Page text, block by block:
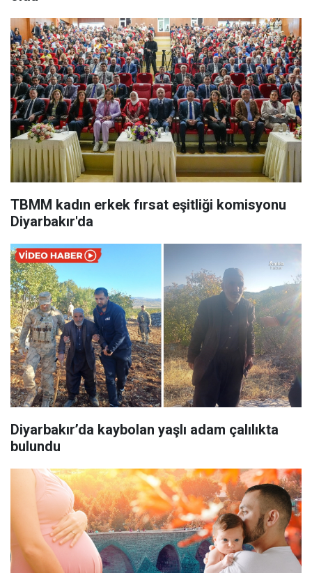
TBMM kadın erkek fırsat eşitliği komisyonu
Diyarbakır'da
Diyarbakır’da kaybolan yaşlı adam çalılıkta
bulundu